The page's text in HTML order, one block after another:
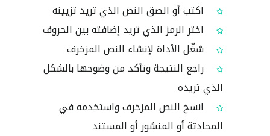
اكتب أو الصق النص الذي تريد تزيينه
اختر الرمز الذي تريد إضافته بين الحروف
شغّل الأداة لإنشاء النص المزخرف
راجع النتيجة وتأكد من وضوحها بالشكل
الذي تريده
انسخ النص المزخرف واستخدمه في
المحادثة أو المنشور أو المستند